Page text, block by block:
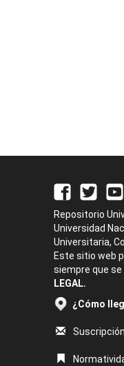
Repositorio
Universidad
Universitaria,
Este sitio web
siempre que
LEGAL.
¿Cómo